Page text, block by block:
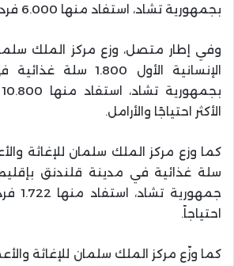
بجمهورية تشاد، استفاد منها 6.000 فرد
وفي إطار متصل، وزع مركز الملك
الإنسانية الأول 1.800
الأكثر احتياجًا والأرامل.
سلة غذائية في مدينة قلندنق
احتياجاً.